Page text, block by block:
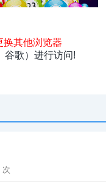
本地
次